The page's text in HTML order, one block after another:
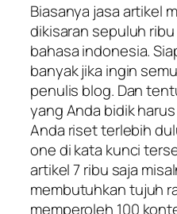
Biasanya jasa artikel
dikisaran sepuluh
bahasa indonesia.
banyak jika ingin
penulis blog. Dan
yang Anda bidik
Anda riset terlebih
one di kata kunci
artikel 7 ribu saja
membutuhkan tujuh
memperoleh 100